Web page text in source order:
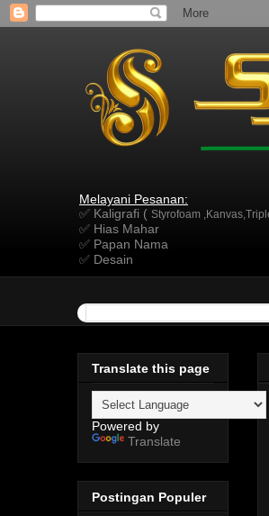
Melayani Pesanan:
✅ Kaligrafi ( Styrofoam
✅ Hias Mahar
✅ Papan Nama
✅ Desain
Translate this page
Powered by
Translate
Postingan Populer